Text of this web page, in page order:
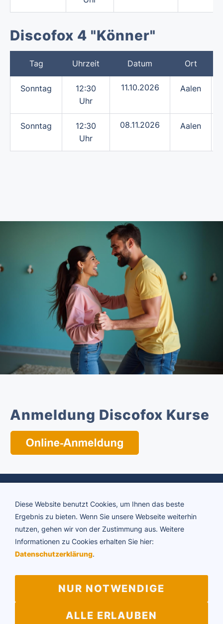
Discofox 4 "Könner"
Tag Uhrzeit Datum Ort
Sonntag
12:30
Uhr
11.10.2026
Aalen
Sonntag
12:30
Uhr
08.11.2026
Aalen
Anmeldung Discofox Kurse
ADTV Tanzschule Brigitte Rühl
info@tanzschule-ruehl.de
Diese Website benutzt Cookies, um Ihnen das beste
Ergebnis zu bieten. Wenn Sie unsere Webseite weiterhin
nutzen, gehen wir von der Zustimmung aus. Weitere
Informationen zu Cookies erhalten Sie hier:
Datenschutzerklärung.
NUR NOTWENDIGE
ALLE ERLAUBEN